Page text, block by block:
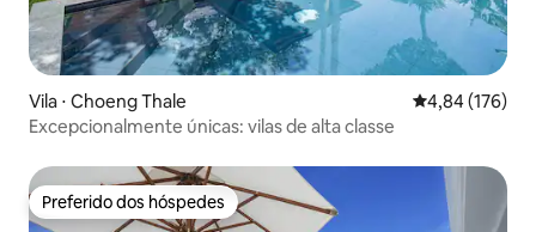
Vila ⋅ Choeng Thale 4,84 de uma
4,84 (176)
Excepcionalmente únicas: vilas de alta classe
Preferido dos hóspedes
Preferido dos hóspedes